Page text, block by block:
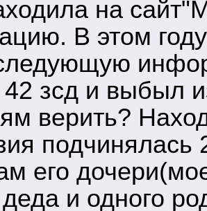
на
В этом
42 зсд и выбыл
верить?
его
и одного